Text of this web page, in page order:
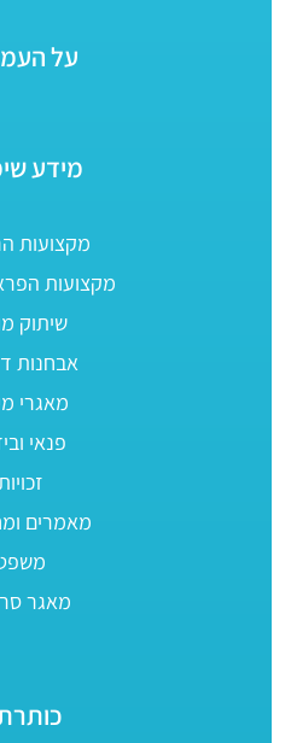
על
מידע
מקצועות
מקצועות
שיתוק
אבחנות
מאגרי
פנאי
מאמרים
מאגר
כותרת